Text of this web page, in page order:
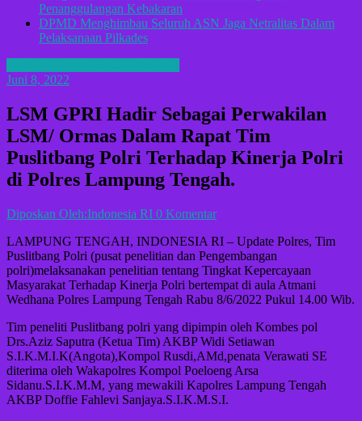
Penanggulangan Kebakaran
DPMD Menghimbau Seluruh ASN Jaga Netralitas Dalam
Pelaksanaan Pilkades
Juni 8, 2022
LSM GPRI Hadir Sebagai Perwakilan
LSM/ Ormas Dalam Rapat Tim
Puslitbang Polri Terhadap Kinerja Polri
di Polres Lampung Tengah.
Diposkan Oleh:Indonesia RI 0 Komentar
LAMPUNG TENGAH, INDONESIA RI – Update Polres, Tim
Puslitbang Polri (pusat penelitian dan Pengembangan
polri)melaksanakan penelitian tentang Tingkat Kepercayaan
Masyarakat Terhadap Kinerja Polri bertempat di aula Atmani
Wedhana Polres Lampung Tengah Rabu 8/6/2022 Pukul 14.00 Wib.
Tim peneliti Puslitbang polri yang dipimpin oleh Kombes pol
Drs.Aziz Saputra (Ketua Tim) AKBP Widi Setiawan
S.I.K.M.I.K(Angota),Kompol Rusdi,AMd,penata Verawati SE
diterima oleh Wakapolres Kompol Poeloeng Arsa
Sidanu.S.I.K.M.M, yang mewakili Kapolres Lampung Tengah
AKBP Doffie Fahlevi Sanjaya.S.I.K.M.S.I.